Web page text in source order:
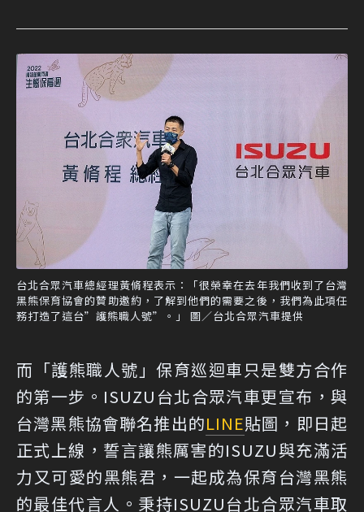
台北合眾汽車總經理黃脩程表示：「很榮幸在去年我們收到了台灣
黑熊保育協會的贊助邀約，了解到他們的需要之後，我們為此項任
務打造了這台”護熊職人號”。」 圖／台北合眾汽車提供
而「護熊職人號」保育巡迴車只是雙方合作
的第一步。ISUZU台北合眾汽車更宣布，與
台灣黑熊協會聯名推出的LINE貼圖，即日起
正式上線，誓言讓熊厲害的ISUZU與充滿活
力又可愛的黑熊君，一起成為保育台灣黑熊
的最佳代言人。秉持ISUZU台北合眾汽車取